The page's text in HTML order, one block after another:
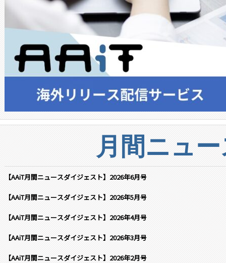
月間ニュ
【AAiT月間ニュースダイジェスト】2026年6月号
【AAiT月間ニュースダイジェスト】2026年5月号
【AAiT月間ニュースダイジェスト】2026年4月号
【AAiT月間ニュースダイジェスト】2026年3月号
【AAiT月間ニュースダイジェスト】2026年2月号